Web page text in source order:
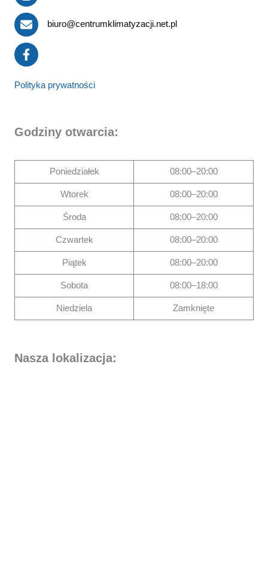
biuro@centrumklimatyzacji.net.pl
Polityka prywatności
Godziny otwarcia:
Poniedziałek 08:00–20:00
Wtorek 08:00–20:00
Środa 08:00–20:00
Czwartek 08:00–20:00
Piątek 08:00–20:00
Sobota 08:00–18:00
Niedziela Zamknięte
Nasza lokalizacja: